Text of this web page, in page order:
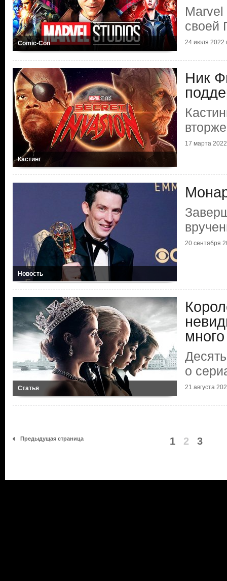
Comic-Con
своей
24 июля 2022
Кастинг
Ник
17 марта 2022
Новость
20 сентября
Статья
о
21 августа
Предыдущая страница 1 2 3